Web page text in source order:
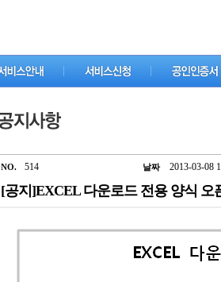
NO. 514 날짜 2013-03-08
[공지]EXCEL 다운로드 전용 양식 오